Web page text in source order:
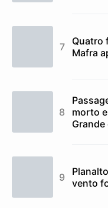
Quatro
Mafra
morto
Grande
vento